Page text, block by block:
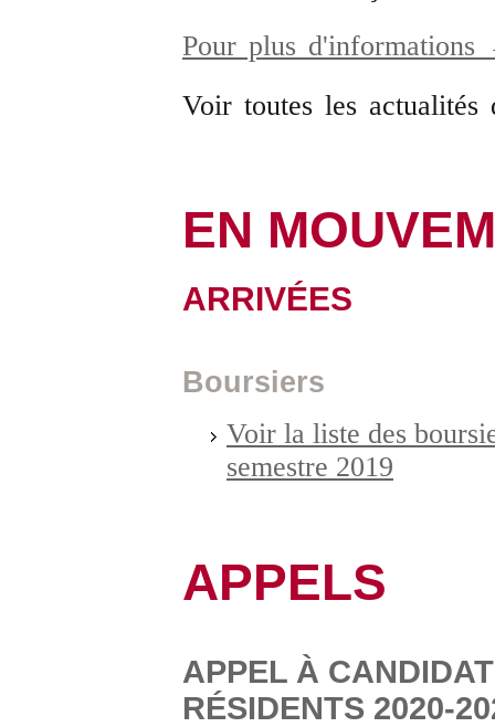
Pour plus
Voir toutes les
EN
ARRIVÉES
Boursiers
Voir la liste des
semestre 2019
APPELS
APPEL À
RÉSIDENTS 2020-